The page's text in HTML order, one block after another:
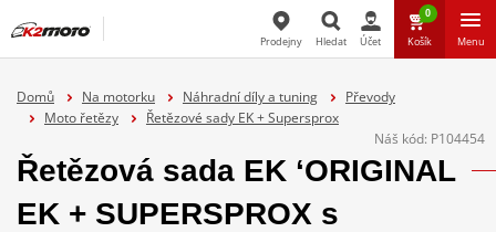
Prodejny Hledat Účet
0
Košík Menu
Domů Na motorku Náhradní díly a tuning
Převody
Moto řetězy
Řetězové sady EK + Supersprox
Náš kód: P104454
Řetězová sada EK ‘ORIGINAL
EK + SUPERSPROX s